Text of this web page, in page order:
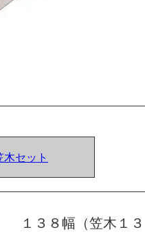
木セット
１３８幅（笠木１